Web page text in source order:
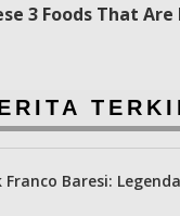
3 Foods That
Franco Baresi: